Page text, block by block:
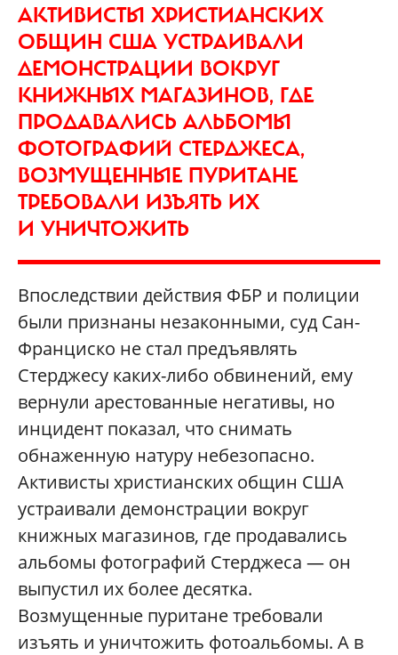
АКТИВИСТЫ ХРИСТИАНСКИХ
ОБЩИН США УСТРАИВАЛИ
ДЕМОНСТРАЦИИ ВОКРУГ
КНИЖНЫХ МАГАЗИНОВ, ГДЕ
ПРОДАВАЛИСЬ АЛЬБОМЫ
ФОТОГРАФИЙ СТЕРДЖЕСА,
ВОЗМУЩЕННЫЕ ПУРИТАНЕ
ТРЕБОВАЛИ ИЗЪЯТЬ ИХ
И УНИЧТОЖИТЬ
Впоследствии действия ФБР и полиции
были признаны незаконными, суд Сан-
Франциско не стал предъявлять
Стерджесу каких-либо обвинений, ему
вернули арестованные негативы, но
инцидент показал, что снимать
обнаженную натуру небезопасно.
Активисты христианских общин США
устраивали демонстрации вокруг
книжных магазинов, где продавались
альбомы фотографий Стерджеса — он
выпустил их более десятка.
Возмущенные пуритане требовали
изъять и уничтожить фотоальбомы. А в